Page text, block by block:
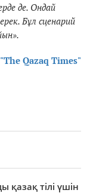
де. Ондай
Бұл сценарий
"The Qazaq Times"
қазақ тілі үшін